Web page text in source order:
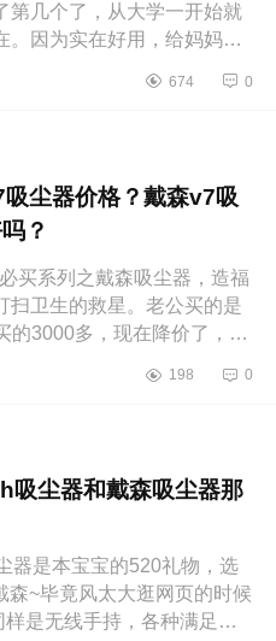
第几个了，从大学一开始就
。因为实在好用，给妈妈，
斗机，而且几乎挑不出任...
674 0
尘器价格？戴森v7吸
？
必买系列之戴森吸尘器，造福
扫卫生的救星。老公买的是
的3000多，现在降价了，可
无线拖把，这个是最近...
198 0
吸尘器和戴森吸尘器那
器是本宝宝的520礼物，选
森~毕竟风太大逛网页的时候
是无线手持，各种满足我